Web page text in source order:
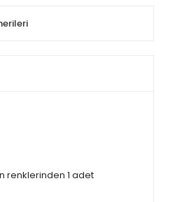
renklerinden 1 adet